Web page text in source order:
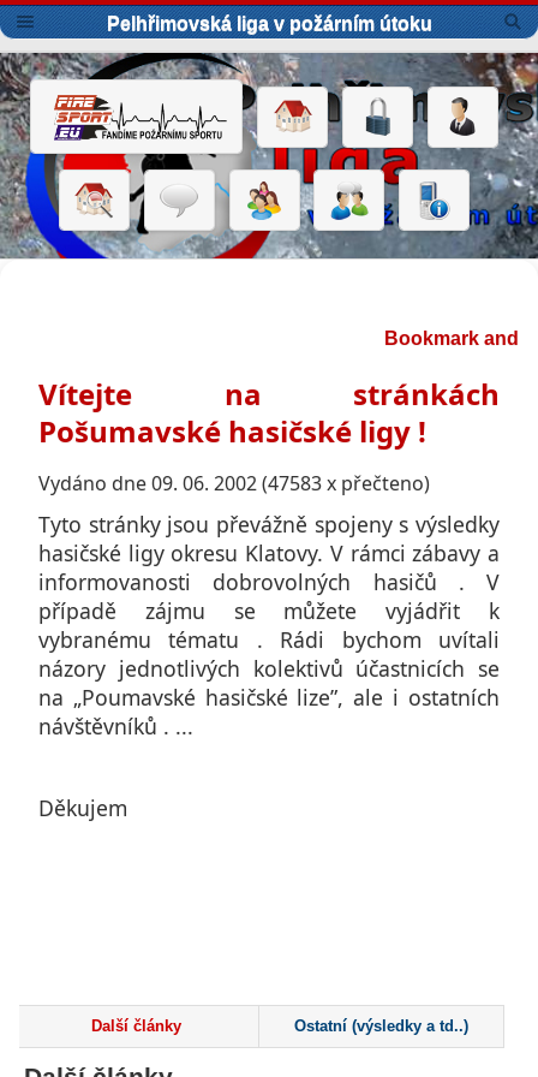
Pelhřimovská liga v požárním útoku
Vítejte na stránkách
Pošumavské hasičské ligy !
Vydáno dne 09. 06. 2002 (47583 x přečteno)
Tyto stránky jsou převážně spojeny s výsledky
hasičské ligy okresu Klatovy. V rámci zábavy a
informovanosti dobrovolných hasičů . V
případě zájmu se můžete vyjádřit k
vybranému tématu . Rádi bychom uvítali
názory jednotlivých kolektivů účastnicích se
na „Poumavské hasičské lize”, ale i ostatních
návštěvníků . ...
Děkujem
Další články Ostatní (výsledky a td..)